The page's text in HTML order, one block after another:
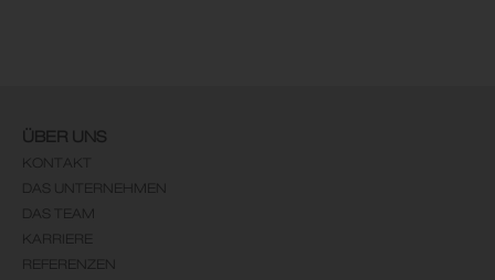
ÜBER UNS
KONTAKT
DAS UNTERNEHMEN
DAS TEAM
KARRIERE
REFERENZEN